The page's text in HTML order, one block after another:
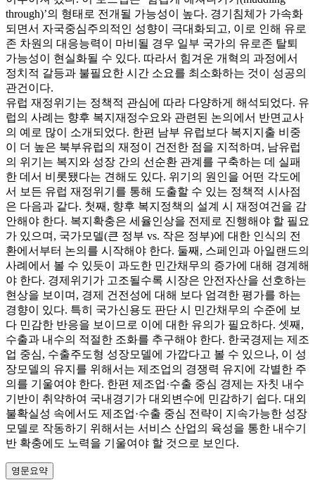
through)’의 형태로 전개될 가능성이 높다. 경기침체가 가속화
되면서 자국중심주의적인 성향이 극대화되고, 이로 인해 유로
존 차원의 대응능력이 마비될 경우 일부 국가의 유로존 탈퇴
가능성이 현실화될 수 있다. 따라서 힘겨운 개혁의 과정에서
정치적 갈등과 불필요한 시간 소요를 최소화하는 것이 성공의
관건이다.
유럽 재정위기는 정책적 관심에 따라 다양하게 해석되었다. 유
럽의 사례는 향후 복지재정수요와 관련된 논의에서 반면교사
의 예로 많이 소개되었다. 한편 남부 유럽보다 복지지출 비중
이 더 높은 북부유럽의 재정이 건전한 점을 지적하며, 남유럽
의 위기는 복지와 성장 간의 선순환 관계를 구축하는 데 실패
한 데서 비롯됐다는 견해도 있다. 위기의 원인을 어떤 각도에
서 보든 유럽 재정위기를 통해 도출할 수 있는 정책적 시사점
은 다음과 같다. 첫째, 향후 복지정책의 설계 시 재정여건을 감
안해야 한다. 복지확충은 세율인상을 전제로 진행해야 할 필요
가 있으며, 국가모델(큰 정부 vs. 작은 정부)에 대한 인식의 전
환에서부터 논의를 시작해야 한다. 둘째, 스페인과 아일랜드의
사례에서 볼 수 있듯이 과도한 민간채무의 증가에 대해 경계해
야 한다. 경제위기가 고조될수록 시장은 안전자산을 선호하는
현상을 보이며, 경제 건전성에 대해 보다 엄격한 평가를 하는
경향이 있다. 특히 국가신용도 판단 시 민간채무의 수준에 보
다 민감한 반응을 보이므로 이에 대한 유의가 필요하다. 셋째,
수출과 내수의 적절한 조화를 추구해야 한다. 한국경제는 제조
업 중심, 수출주도형 성장모델에 가깝다고 볼 수 있으나, 이 성
장모델의 유지를 위해서는 제조업의 경쟁력 유지에 각별한 주
의를 기울여야 한다. 한편 제조업·수출 중심 경제는 자칫 내수
기반이 취약하여 국내경기가 대외변수에 민감하기 쉽다. 대외
불확실성 속에서도 제조업·수출 중심 전략이 지속가능한 성장
모델로 작동하기 위해서는 서비스 산업의 육성을 통한 내수기
반 확충에도 노력을 기울여야 할 것으로 보인다.
영문요약